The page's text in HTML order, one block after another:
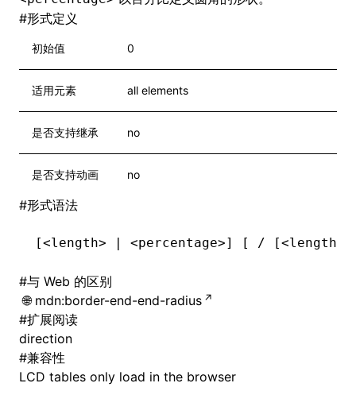
#形式定义
初始值 0
适用元素 all elements
是否支持继承 no
是否支持动画 no
#形式语法
[<length> | <percentage>] [ / [<length>
#与 Web 的区别
mdn:border-end-end-radius
#扩展阅读
direction
#兼容性
LCD tables only load in the browser